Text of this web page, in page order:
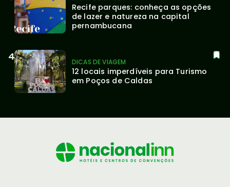
Recife parques: conheça as opções
de lazer e natureza na capital
pernambucana
DICAS DE VIAGEM
12 locais imperdíveis para Turismo
em Poços de Caldas